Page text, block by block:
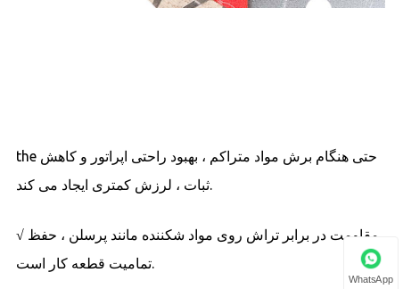
the حتی هنگام برش مواد متراکم ، بهبود راحتی اپراتور و کاهش
ثبات ، لرزش کمتری ایجاد می کند.
√ مقاومت در برابر تراش روی مواد شکننده مانند پرسلن ، حفظ
تمامیت قطعه کار است.
WhatsApp